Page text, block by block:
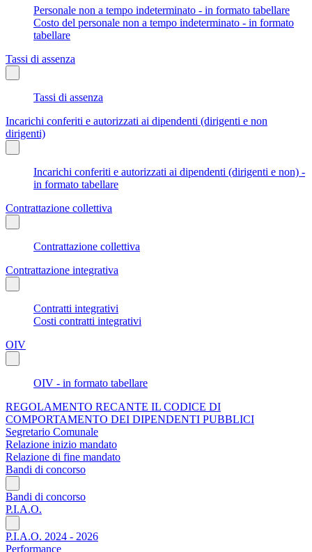
Personale non a tempo indeterminato - in formato tabellare
Costo del personale non a tempo indeterminato - in formato
tabellare
Tassi di assenza
Tassi di assenza
Incarichi conferiti e autorizzati ai dipendenti (dirigenti e non
dirigenti)
Incarichi conferiti e autorizzati ai dipendenti (dirigenti e non) -
in formato tabellare
Contrattazione collettiva
Contrattazione collettiva
Contrattazione integrativa
Contratti integrativi
Costi contratti integrativi
OIV
OIV - in formato tabellare
REGOLAMENTO RECANTE IL CODICE DI
COMPORTAMENTO DEI DIPENDENTI PUBBLICI
Segretario Comunale
Relazione inizio mandato
Relazione di fine mandato
Bandi di concorso
Bandi di concorso
P.I.A.O.
P.I.A.O. 2024 - 2026
Performance